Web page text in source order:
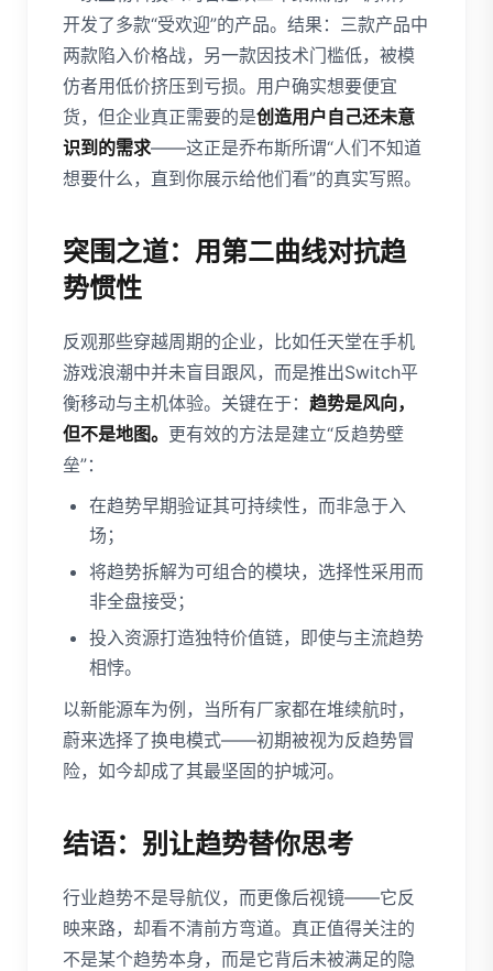
开发了多款“受欢迎”的产品。结果：三款产品中
两款陷入价格战，另一款因技术门槛低，被模
仿者用低价挤压到亏损。用户确实想要便宜
货，但企业真正需要的是创造用户自己还未意
识到的需求——这正是乔布斯所谓“人们不知道
想要什么，直到你展示给他们看”的真实写照。
突围之道：用第二曲线对抗趋
势惯性
反观那些穿越周期的企业，比如任天堂在手机
游戏浪潮中并未盲目跟风，而是推出Switch平
衡移动与主机体验。关键在于： 趋势是风向，
但不是地图。 更有效的方法是建立“反趋势壁
垒”：
在趋势早期验证其可持续性，而非急于入
场；
将趋势拆解为可组合的模块，选择性采用而
非全盘接受；
投入资源打造独特价值链，即使与主流趋势
相悖。
以新能源车为例，当所有厂家都在堆续航时，
蔚来选择了换电模式——初期被视为反趋势冒
险，如今却成了其最坚固的护城河。
结语：别让趋势替你思考
行业趋势不是导航仪，而更像后视镜——它反
映来路，却看不清前方弯道。真正值得关注的
不是某个趋势本身，而是它背后未被满足的隐